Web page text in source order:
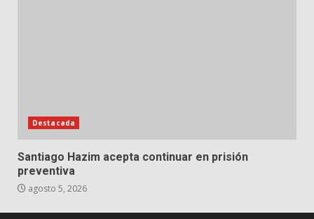
Destacada
Santiago Hazim acepta continuar en prisión
preventiva
agosto 5, 2026